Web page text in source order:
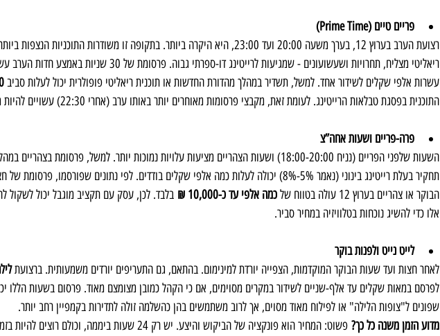
פריים טיים (Prime Time)
ריאליטי מצליח, תחרויות ושעשועונים - שמגיעות לרייטינג דו-ספרתי גבוה.
עשרות אלפי שקלים לשידור אחד. למשל, תשדיר במהלך מהדורת החדשות או תוכנית ריאליטי פופולרית יכול לעלות סביב
התוכנית בפסגת טבלאות הרייטינג. לעומת זאת, מקבצי פרסומות מאוחרים יותר באותו ערב (אחרי 22:30) עשויים להיות מעט זולים יותר.
פרה-פריים ושעות אחה”צ
השעות שלפני הפריים (נניח 18:00-20:00) ושעות הצהריים מציעות עלויות נמוכות יותר. למשל, פרסומת
תחקיר בעלת רייטינג בינוני (נאמר 5%-8%) יכולה לעלות כמה אלפי שקלים בודדים. לפי נתונים שפורסמו,
הבוקר או צהריים בערוץ 12 עולה בטווח של
כמה אלפי עד כ-10,000 ₪
בלבד. לכן, עסק עם תקציב מוגבל יכול לשקול
אלו כדי להשיג נוכחות בטלוויזיה במחיר סביר.
לייט נייט ולפנות בוקר
לאחר חצות ועד שעות הבוקר המוקדמות, הצפייה יורדת למינימום. בהתאם, גם התעריפים יורדים משמעותית. ברצועת
לפרסם במאות שקלים עד אלף-שניים לשידור במקרים מסוימים, אם כי הקהל כמובן מצומצם מאוד. פרסום בשעות הללו
שפונים ל"צופות הלילה" או לפילוח מאוד מסוים, אך לרוב משתמשים בהן כהשלמה זולה לתדירות בקמפיין רחב יותר.
מדוע הזמן משנה כל כך?
פשוט: המחיר הוא פונקציה של הביקוש והיצע. יש רק 24 שעות ביממה,